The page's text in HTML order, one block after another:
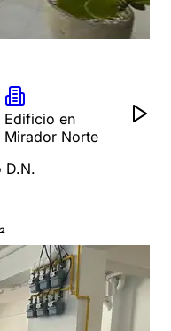
Edificio en
Mirador Norte
D.N.